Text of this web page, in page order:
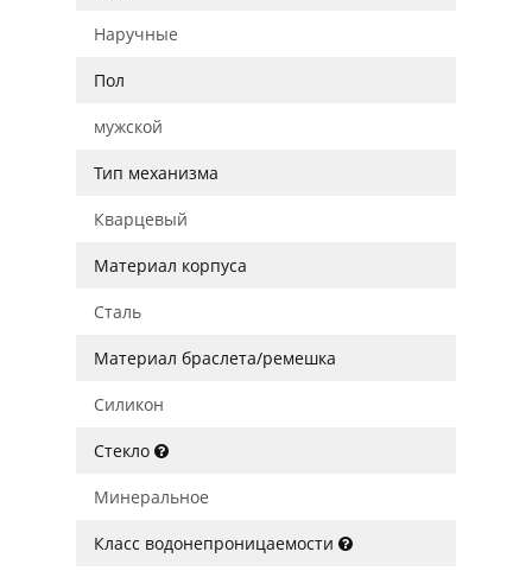
Наручные
Пол
мужской
Тип механизма
Кварцевый
Материал корпуса
Сталь
Материал браслета/ремешка
Силикон
Стекло
Минеральное
Класс водонепроницаемости